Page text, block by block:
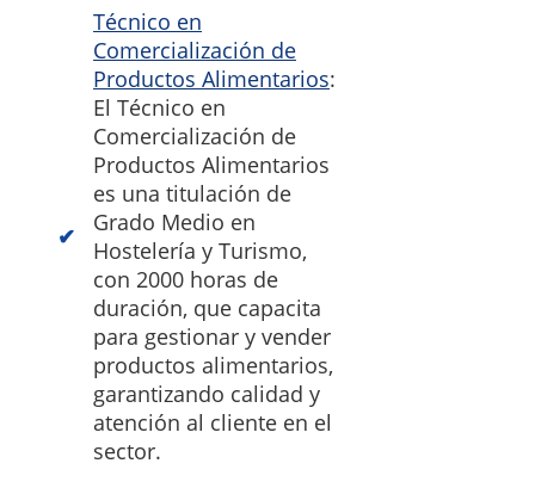
Técnico en
Comercialización de
Productos Alimentarios:
El Técnico en
Comercialización de
Productos Alimentarios
es una titulación de
Grado Medio en
Hostelería y Turismo,
con 2000 horas de
duración, que capacita
para gestionar y vender
productos alimentarios,
garantizando calidad y
atención al cliente en el
sector.